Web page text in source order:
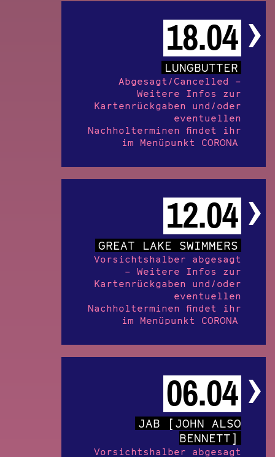
18.04
LUNGBUTTER
Abgesagt/Cancelled –
Weitere Infos zur
Kartenrückgaben und/oder
eventuellen
Nachholterminen findet ihr
im Menüpunkt CORONA
12.04
GREAT LAKE SWIMMERS
Vorsichtshalber abgesagt
– Weitere Infos zur
Kartenrückgaben und/oder
eventuellen
Nachholterminen findet ihr
im Menüpunkt CORONA
06.04
JAB [JOHN ALSO
BENNETT]
Vorsichtshalber abgesagt